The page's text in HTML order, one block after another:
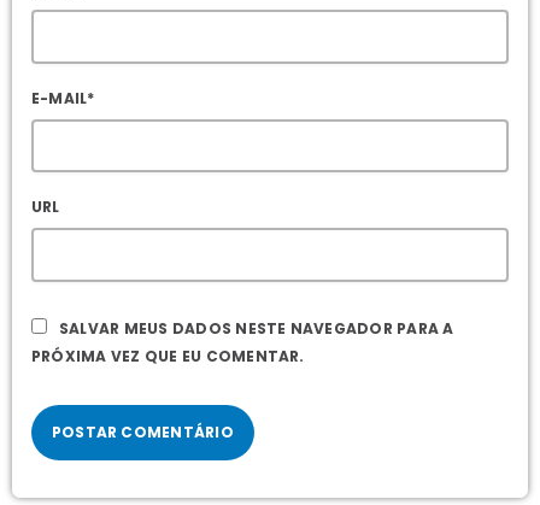
E-MAIL*
URL
SALVAR MEUS DADOS NESTE NAVEGADOR PARA A
PRÓXIMA VEZ QUE EU COMENTAR.